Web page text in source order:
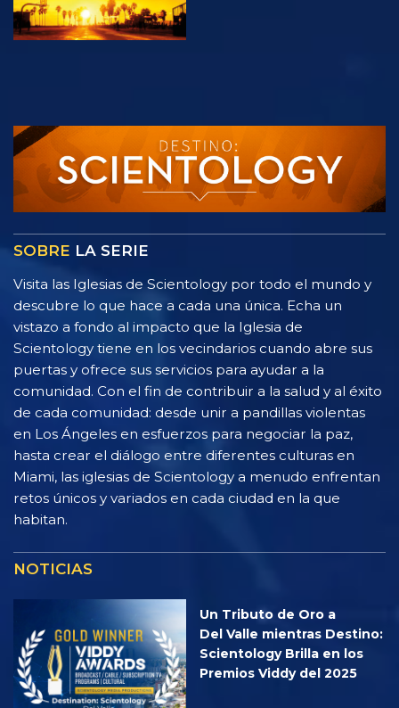
SOBRE LA SERIE
Visita las Iglesias de Scientology por todo el mundo y
descubre lo que hace a cada una única. Echa un
vistazo a fondo al impacto que la Iglesia de
Scientology tiene en los vecindarios cuando abre sus
puertas y ofrece sus servicios para ayudar a la
comunidad. Con el fin de contribuir a la salud y al éxito
de cada comunidad: desde unir a pandillas violentas
en Los Ángeles en esfuerzos para negociar la paz,
hasta crear el diálogo entre diferentes culturas en
Miami, las iglesias de Scientology a menudo enfrentan
retos únicos y variados en cada ciudad en la que
habitan.
NOTICIAS
Un Tributo de Oro a
Del Valle mientras Destino:
Scientology Brilla en los
Premios Viddy del 2025